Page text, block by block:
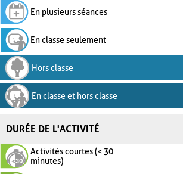
En plusieurs séances
En classe seulement
Hors classe
En classe et hors classe
DURÉE DE L'ACTIVITÉ
Activités courtes (< 30
minutes)